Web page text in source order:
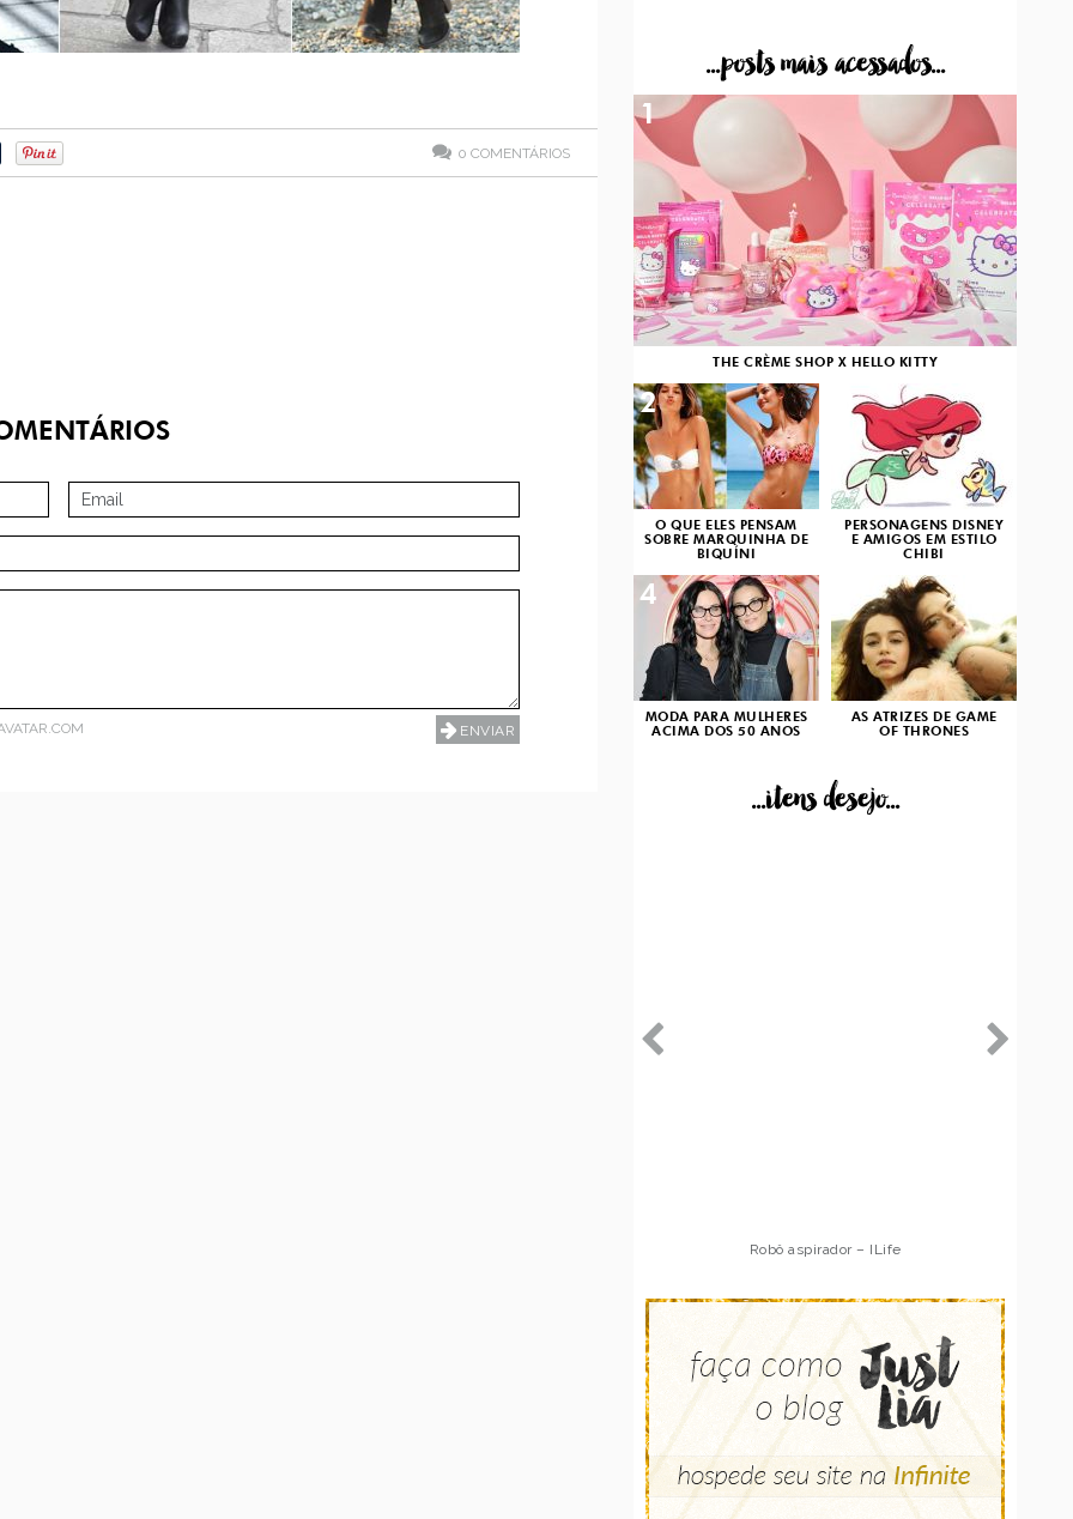
0 COMENTÁRIOS
...posts mais acessados...
THE CRÈME SHOP X HELLO KITTY
1
O QUE ELES PENSAM
SOBRE MARQUINHA DE
BIQUÍNI
2
PERSONAGENS DISNEY
E AMIGOS EM ESTILO
CHIBI
3
MODA PARA MULHERES
ACIMA DOS 50 ANOS
4
AS ATRIZES DE GAME
OF THRONES
...itens desejo...
Robô aspirador – Multilaser